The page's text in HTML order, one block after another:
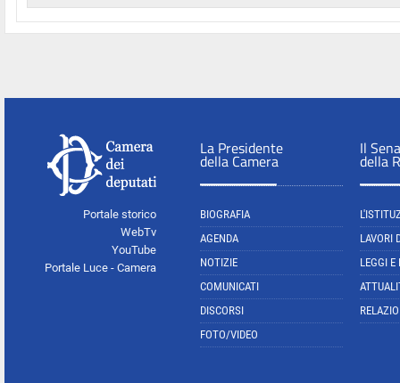
Portale storico
WebTv
YouTube
Portale Luce - Camera
La Presidente
della Camera
BIOGRAFIA
AGENDA
NOTIZIE
COMUNICATI
DISCORSI
FOTO/VIDEO
Il
della
LAVORI
LEGGI E